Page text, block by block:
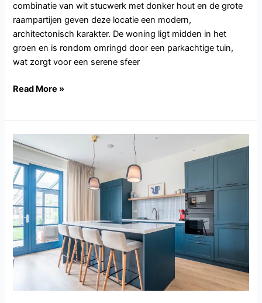
combinatie van wit stucwerk met donker hout en de grote
raampartijen geven deze locatie een modern,
architectonisch karakter. De woning ligt midden in het
groen en is rondom omringd door een parkachtige tuin,
wat zorgt voor een serene sfeer
Read More »
NH152.Weesp